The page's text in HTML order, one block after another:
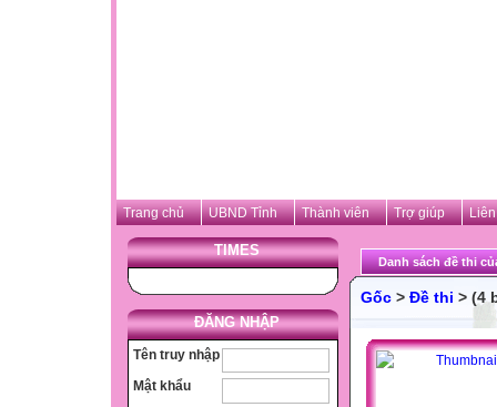
Trang chủ UBND Tỉnh Thành viên Trợ giúp
TIMES
ĐĂNG NHẬP
Tên truy nhập
Mật khẩu
Danh sách đề thi
Gốc > Đề thi > (4